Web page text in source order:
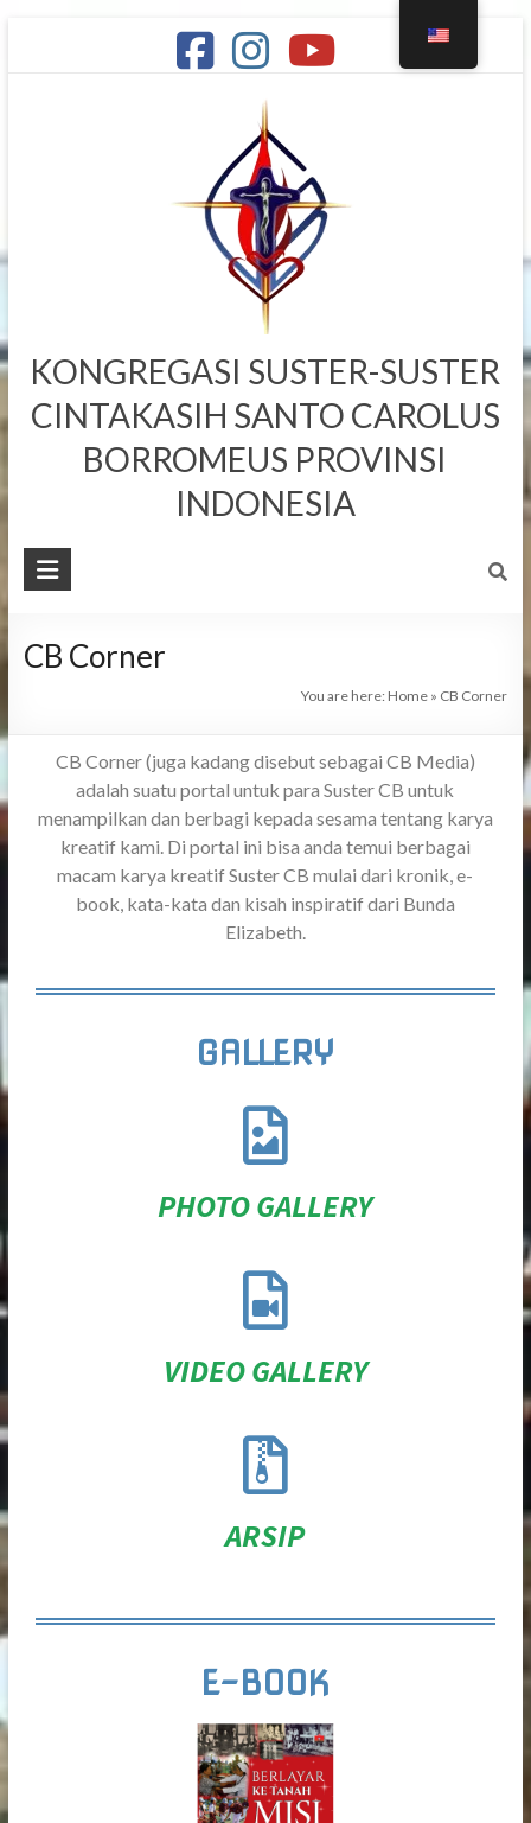
KONGREGASI SUSTER-SUSTER
CINTAKASIH SANTO CAROLUS
BORROMEUS PROVINSI
INDONESIA
CB Corner
You are here: Home » CB Corner
CB Corner (juga kadang disebut sebagai CB Media)
adalah suatu portal untuk para Suster CB untuk
menampilkan dan berbagi kepada sesama tentang karya
kreatif kami. Di portal ini bisa anda temui berbagai
macam karya kreatif Suster CB mulai dari kronik, e-
book, kata-kata dan kisah inspiratif dari Bunda
Elizabeth.
GALLERY
PHOTO GALLERY
VIDEO GALLERY
ARSIP
E-BOOK